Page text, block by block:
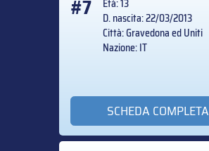
#7
Età: 13
D. nascita: 22/03/2013
Città: Gravedona ed Uniti
Nazione: IT
SCHEDA COMPLETA